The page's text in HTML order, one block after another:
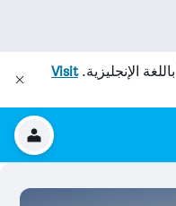
الإنجليزية.Visit